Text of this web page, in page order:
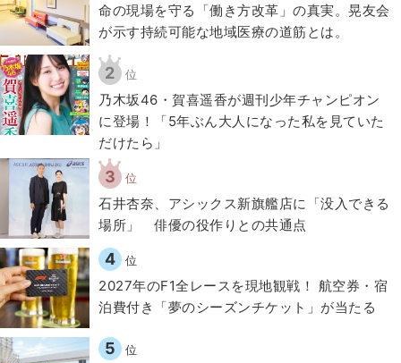
​命の現場を守る「働き方改革」の真実。晃友会
が示す持続可能な地域医療の道筋とは。
2 位
乃木坂46・賀喜遥香が週刊少年チャンピオン
に登場！「5年ぶん大人になった私を見ていた
だけたら」
3 位
石井杏奈、アシックス新旗艦店に「没入できる
場所」 俳優の役作りとの共通点
4 位
2027年のF1全レースを現地観戦！ 航空券・宿
泊費付き「夢のシーズンチケット」が当たる
5 位